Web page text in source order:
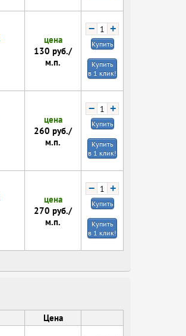
цена
130 руб./
м.п.
− +
Купить
Купить
в 1 клик!
цена
260 руб./
м.п.
− +
Купить
Купить
в 1 клик!
цена
270 руб./
м.п.
− +
Купить
Купить
в 1 клик!
Цена